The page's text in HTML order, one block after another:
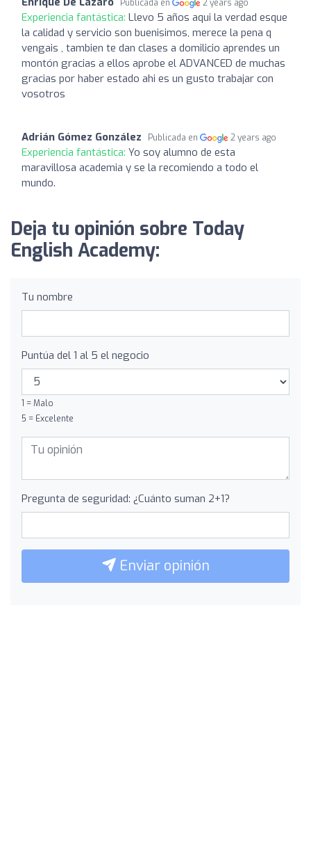
Publicada en 2 years ago
Experiencia fantástica: Llevo 5 años aqui la verdad esque
la calidad y servicio son buenisimos, merece la pena q
vengais , tambien te dan clases a domilicio aprendes un
montón gracias a ellos aprobe el ADVANCED de muchas
gracias por haber estado ahi es un gusto trabajar con
vosotros
Adrián Gómez González Publicada en 2 years ago
Experiencia fantástica: Yo soy alumno de esta
maravillosa academia y se la recomiendo a todo el
mundo.
Deja tu opinión sobre Today
English Academy:
Tu nombre
Puntúa del 1 al 5 el negocio
1 = Malo
5 = Excelente
Pregunta de seguridad: ¿Cuánto suman 2+1?
Enviar opinión